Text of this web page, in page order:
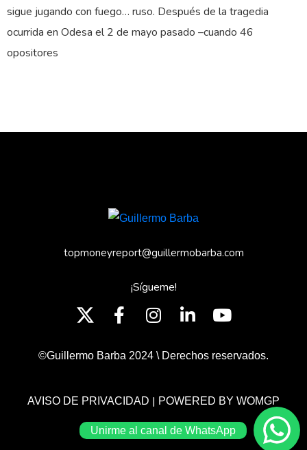
sigue jugando con fuego… ruso. Después de la tragedia
ocurrida en Odesa el 2 de mayo pasado –cuando 46
opositores
topmoneyreport@guillermobarba.com
¡Sígueme!
©Guillermo Barba 2024 \ Derechos reservados.
AVISO DE PRIVACIDAD | POWERED BY WOMGP
Unirme al canal de WhatsApp